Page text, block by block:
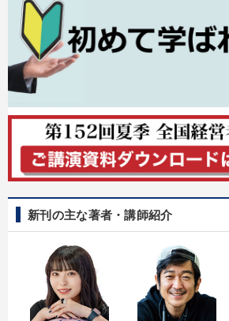
リーダーシップ
老舗企業 会社数字を学ぶ 経済予測
女性経営者
IT・デジタル活用 創業者 経営計画
通信販売 銀行交渉 海外の成功事例
生産性向上
※「更新」を押すと「タグ・キーワード」を更新いただけま
新刊の主な著者・講師紹介